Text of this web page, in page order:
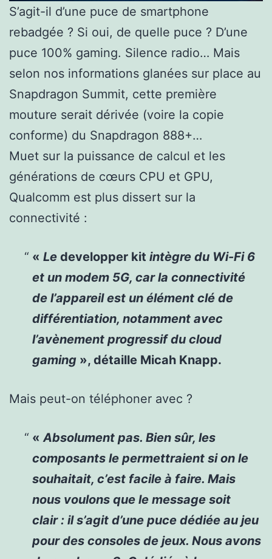
S’agit-il d’une puce de smartphone
rebadgée ? Si oui, de quelle puce ? D’une
puce 100% gaming. Silence radio… Mais
selon nos informations glanées sur place au
Snapdragon Summit, cette première
mouture serait dérivée (voire la copie
conforme) du Snapdragon 888+…
Muet sur la puissance de calcul et les
générations de cœurs CPU et GPU,
Qualcomm est plus dissert sur la
connectivité :
« Le developper kit intègre du Wi-Fi 6
et un modem 5G, car la connectivité
de l’appareil est un élément clé de
différentiation, notamment avec
l’avènement progressif du cloud
gaming», détaille Micah Knapp.
Mais peut-on téléphoner avec ?
«Absolument pas. Bien sûr, les
composants le permettraient si on le
souhaitait, c’est facile à faire. Mais
nous voulons que le message soit
clair : il s’agit d’une puce dédiée au jeu
pour des consoles de jeux. Nous avons